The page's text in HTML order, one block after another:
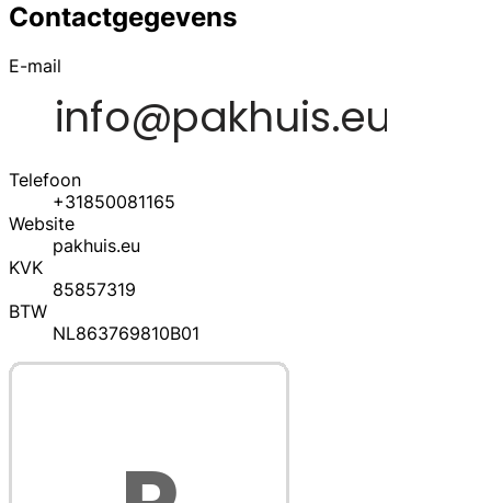
Contactgegevens
E-mail
Telefoon
+31850081165
Website
pakhuis.eu
KVK
85857319
BTW
NL863769810B01